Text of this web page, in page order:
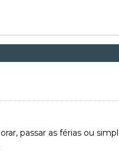
Itamambuca,
passar as férias ou